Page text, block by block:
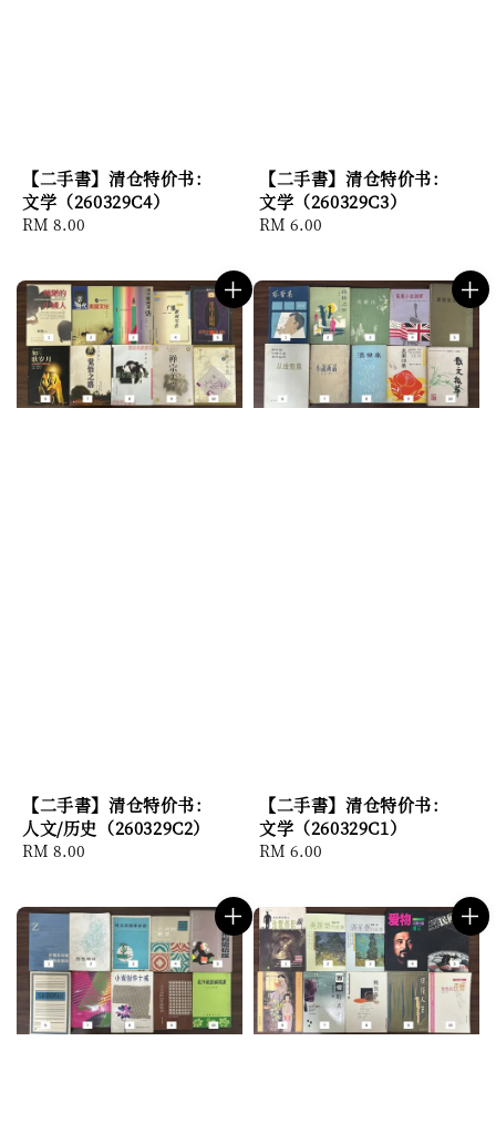
【二手書】清仓特价书：
文学（260329C4）
Regular
RM 8.00
【二手書】清仓特价书：
文学（260329C3）
Regular
RM 6.00
【二手書】清仓特价书：
人文/历史（260329C2）
Regular
RM 8.00
【二手書】清仓特价书：
文学（260329C1）
Regular
RM 6.00